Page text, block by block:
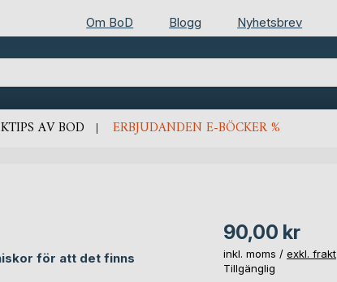
Om BoD Blogg Nyhetsbrev
AV BOD ERBJUDANDEN E-BÖCKER %
för att det finns
90,00 kr
inkl. moms / exkl. frakt
Tillgänglig